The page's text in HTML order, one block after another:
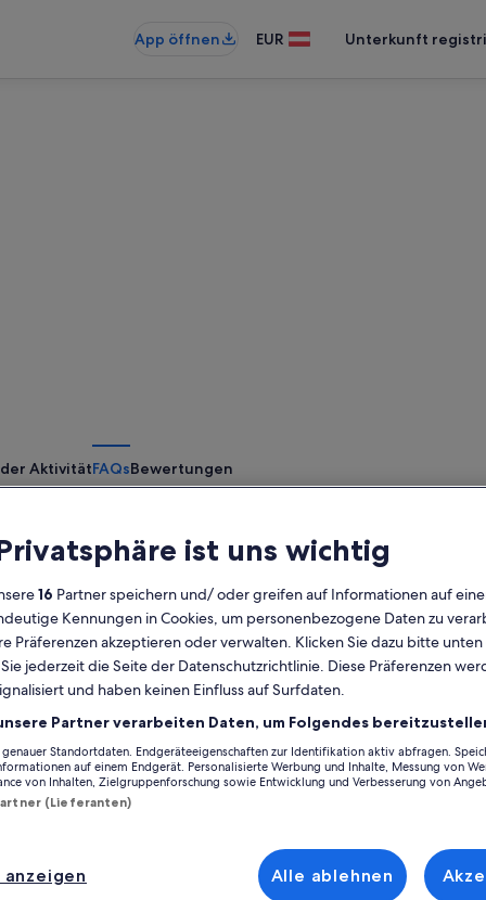
App öffnen EUR Unterkunft
AktivitätFAQsBewertungen
Kostenlose
möglich
1 Stunde
E-Voucher
Sofortige
Bestätigung
Erkunde das römische Erbe und entdecke
die antiken Fundamente.
Erfahre mehr über die königliche Geschichte
Luxemburgs, von Burgund bis zur
Entdecke Geschichten aus der Kriegszeit,
von den Kämpfen der Habsburger bis zur
deutschen Besatzung.
Ort der Aktivität
Luxembourg
Luxembourg,
Pl. d'Armes,
At the Kiosk,
ist uns wichtig
16 Partner speichern und/ oder greifen auf Informationen auf
Kennungen in Cookies, um personenbezogene Daten zu
Präferenzen akzeptieren oder verwalten. Klicken Sie dazu bitte
jederzeit die Seite der Datenschutzrichtlinie. Diese Präferenzen
und haben keinen Einfluss auf Surfdaten.
Partner verarbeiten Daten, um Folgendes
Standortdaten. Endgeräteeigenschaften zur Identifikation aktiv abfragen.
auf einem Endgerät. Personalisierte Werbung und Inhalte, Messung von
von Inhalten, Zielgruppenforschung sowie Entwicklung und Verbesserung von
(Lieferanten)
Alle ablehnen